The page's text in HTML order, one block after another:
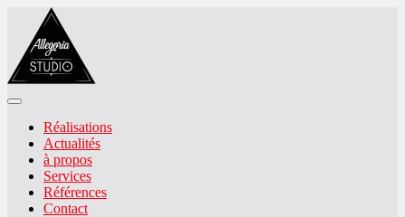
Réalisations
Actualités
à propos
Services
Références
Contact